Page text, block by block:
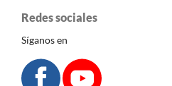
Redes sociales
Síganos en